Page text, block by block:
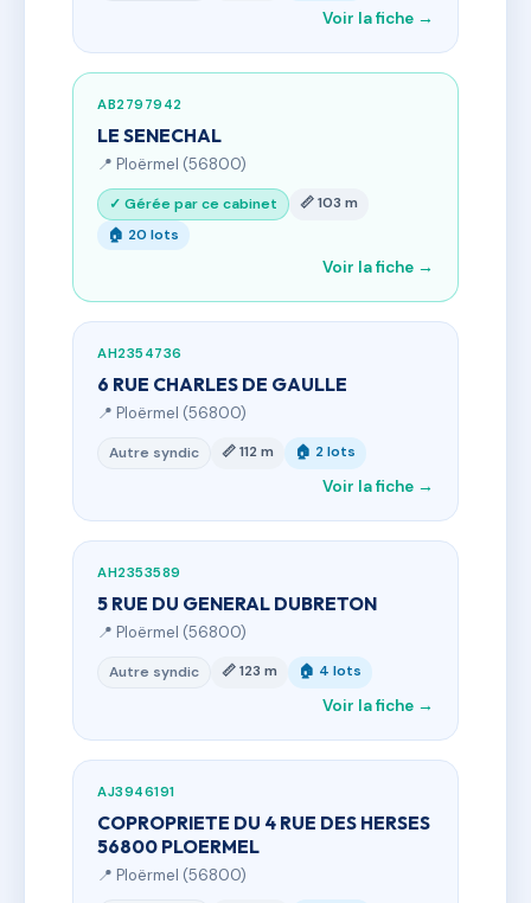
Voir la fiche →
AB2797942
LE SENECHAL
📍 Ploërmel (56800)
✓ Gérée par ce cabinet
📏 103 m
🏠 20 lots
Voir la fiche →
AH2354736
6 RUE CHARLES DE GAULLE
📍 Ploërmel (56800)
Autre syndic 📏 112 m 🏠 2 lots
Voir la fiche →
AH2353589
5 RUE DU GENERAL DUBRETON
📍 Ploërmel (56800)
Autre syndic 📏 123 m 🏠 4 lots
Voir la fiche →
AJ3946191
COPROPRIETE DU 4 RUE DES HERSES
56800 PLOERMEL
📍 Ploërmel (56800)